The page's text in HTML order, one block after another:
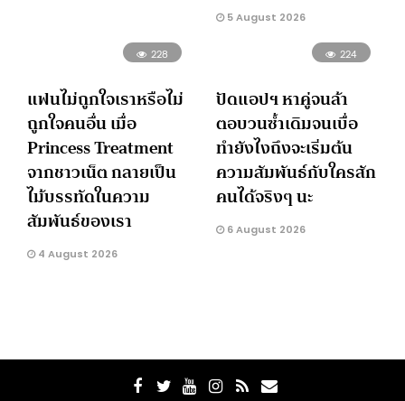
5 August 2026
228
แฟนไม่ถูกใจเราหรือไม่
ถูกใจคนอื่น เมื่อ
Princess Treatment
จากชาวเน็ต กลายเป็น
ไม้บรรทัดในความ
สัมพันธ์ของเรา
4 August 2026
224
ปัดแอปฯ หาคู่จนล้า
ตอบวนซ้ำเดิมจนเบื่อ
ทำยังไงถึงจะเริ่มต้น
ความสัมพันธ์กับใครสัก
คนได้จริงๆ นะ
6 August 2026